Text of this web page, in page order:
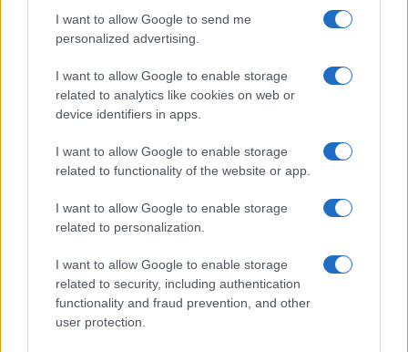
I want to allow Google to send me
personalized advertising.
I want to allow Google to enable storage
related to analytics like cookies on web or
device identifiers in apps.
I want to allow Google to enable storage
related to functionality of the website or app.
I want to allow Google to enable storage
related to personalization.
I want to allow Google to enable storage
related to security, including authentication
functionality and fraud prevention, and other
user protection.
Continua a leggere
FUTURE